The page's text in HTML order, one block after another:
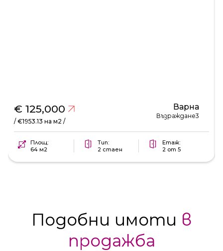
€ 125,000
/ €1953.13 на м2 /
Варна
Възраждане3
Площ:
64 м2
Тип:
2 стаен
Етаж:
2 от 5
Подобни имоти в
продажба